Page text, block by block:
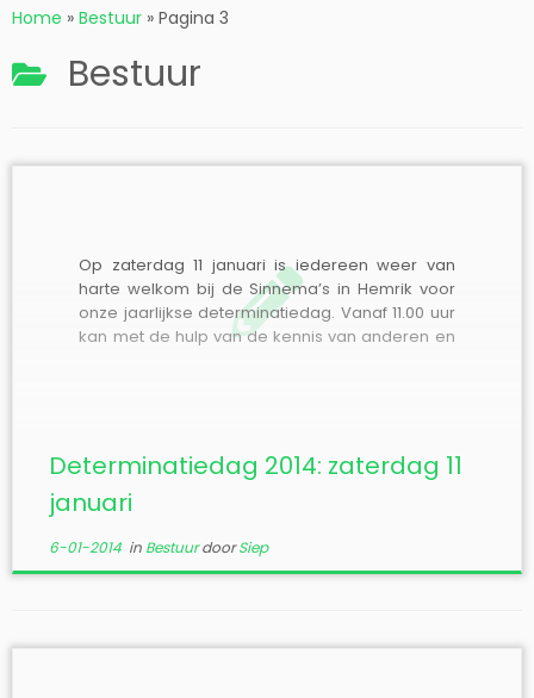
naar
Home » Bestuur » Pagina 3
Bestuur
Op zaterdag 11 januari is iedereen weer van
harte welkom bij de Sinnema’s in Hemrik voor
onze jaarlijkse determinatiedag. Vanaf 11.00 uur
kan met de hulp van de kennis van anderen en
Determinatiedag 2014: zaterdag 11
januari
6-01-2014in BestuurdoorSiep